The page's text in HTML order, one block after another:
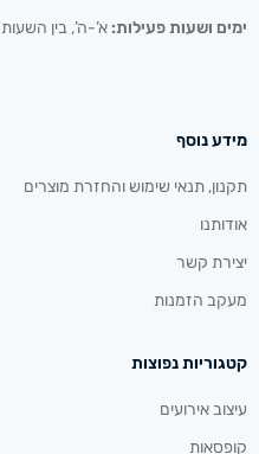
ימים ושעות פעילות: א’-ה’, בין השעות 08:30-16:30
מידע נוסף
תקנון, תנאי שימוש והחזרת מוצרים
אודותנו
יצירת קשר
מעקב הזמנות
קטגוריות נפוצות
עיצוב אירועים
קופסאות